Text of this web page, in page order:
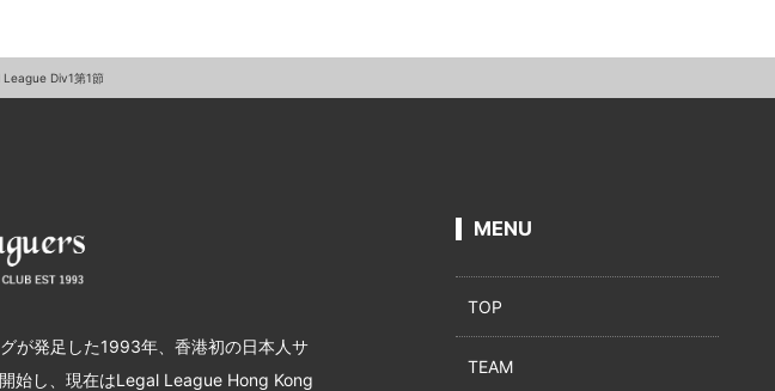
League Div1第1節
が発足した1993年、香港初の日本人サ
始し、現在はLegal League Hong Kong
MENU
TOP
TEAM